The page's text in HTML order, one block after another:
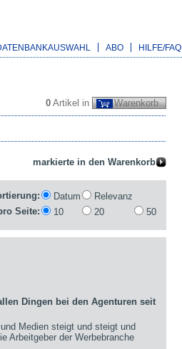
ABO HILFE/FAQ
0 Artikel in Warenkorb
Datum
Relevanz
Seite:
10 20 50
Dingen bei den Agenturen seit
Medien steigt und steigt und
Arbeitgeber der Werbebranche